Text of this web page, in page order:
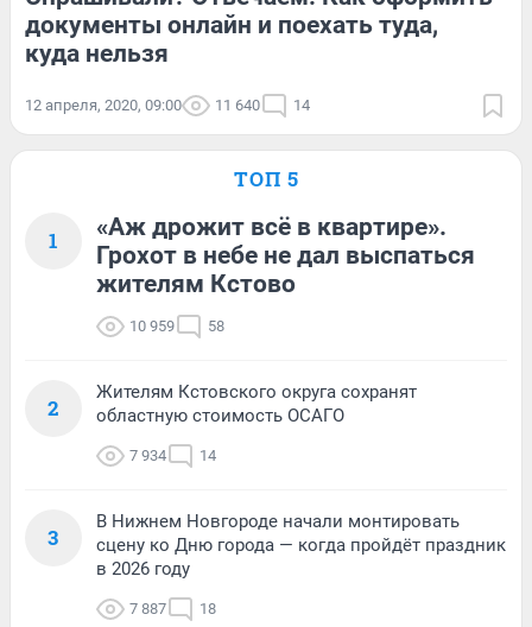
документы онлайн и поехать туда,
куда нельзя
12 апреля, 2020, 09:00 11 640 14
ТОП 5
1
«Аж дрожит всё в квартире».
Грохот в небе не дал выспаться
жителям Кстово
10 959 58
2
Жителям Кстовского округа сохранят
областную стоимость ОСАГО
7 934 14
3
В Нижнем Новгороде начали монтировать
сцену ко Дню города — когда пройдёт праздник
в 2026 году
7 887 18